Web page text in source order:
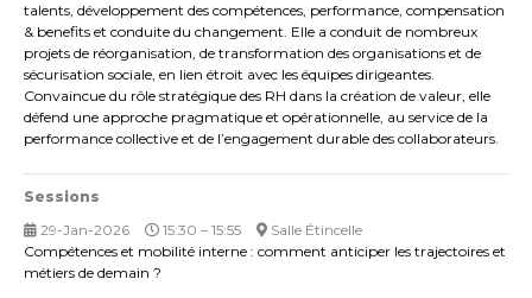
talents, développement des compétences, performance, compensation
& benefits et conduite du changement. Elle a conduit de nombreux
projets de réorganisation, de transformation des organisations et de
sécurisation sociale, en lien étroit avec les équipes dirigeantes.
Convaincue du rôle stratégique des RH dans la création de valeur, elle
défend une approche pragmatique et opérationnelle, au service de la
performance collective et de l’engagement durable des collaborateurs.
Sessions
29-Jan-2026
15:30 – 15:55
Salle Étincelle
Compétences et mobilité interne : comment anticiper les trajectoires et
métiers de demain ?